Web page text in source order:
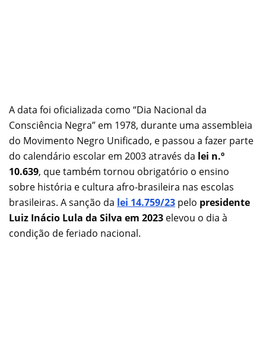
A data foi oficializada como “Dia Nacional da
Consciência Negra” em 1978, durante uma assembleia
do Movimento Negro Unificado, e passou a fazer parte
do calendário escolar em 2003 através da lei n.º
10.639, que também tornou obrigatório o ensino
sobre história e cultura afro-brasileira nas escolas
brasileiras. A sanção da lei 14.759/23 pelo presidente
Luiz Inácio Lula da Silva em 2023 elevou o dia à
condição de feriado nacional.